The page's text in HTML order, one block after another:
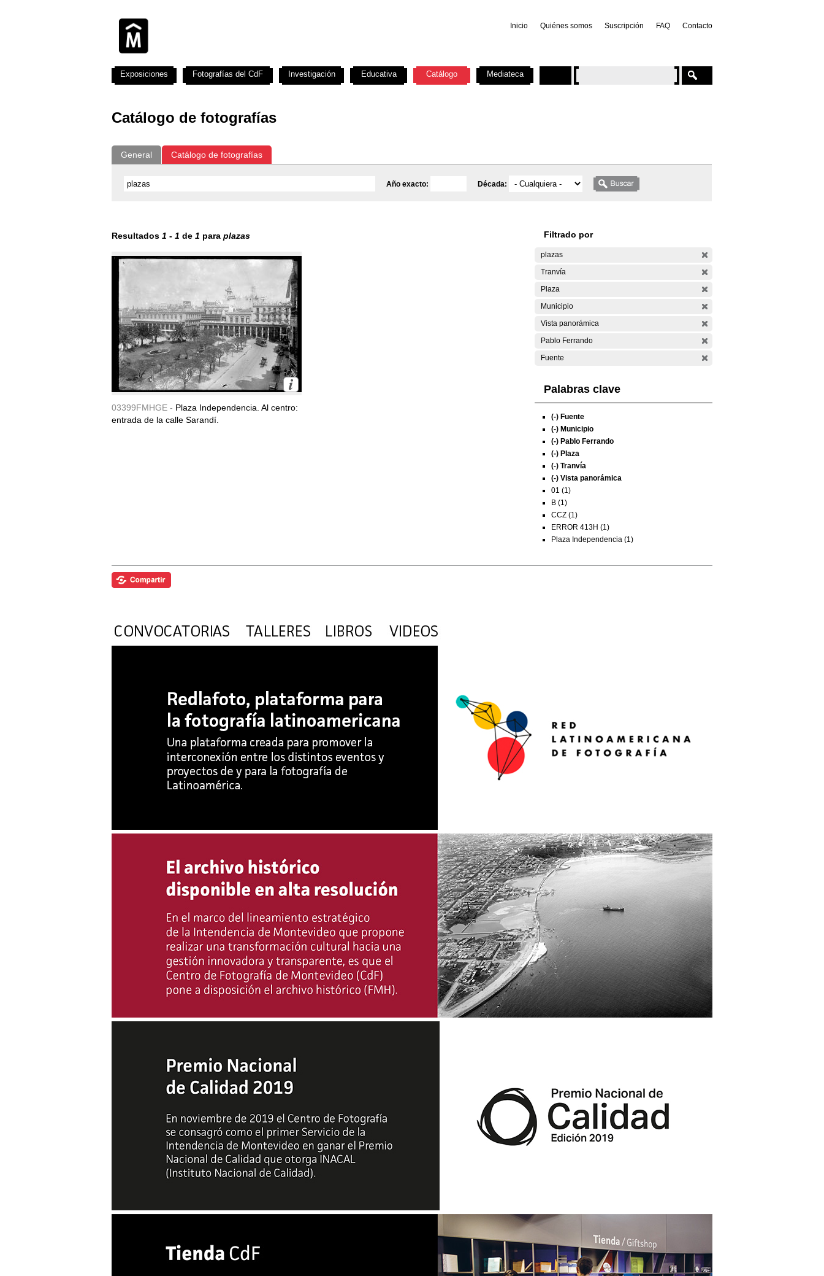
Inicio Quiénes somos Suscripción FAQ Contacto
Catálogo de fotografías
General Catálogo de fotografías
Año exacto: Década:
Resultados 1 - 1 de 1 para plazas
03399FMHGE - Plaza Independencia. Al centro:
entrada de la calle Sarandí.
Filtrado por
plazas
Tranvía
Plaza
Municipio
Vista panorámica
Pablo Ferrando
Fuente
Palabras clave
(-) Fuente
(-) Municipio
(-) Pablo Ferrando
(-) Plaza
(-) Tranvía
(-) Vista panorámica
01 (1)
B (1)
CCZ (1)
ERROR 413H (1)
Plaza Independencia (1)
Exposiciones Fotografías del CdF Investigación Educativa Catálogo Mediateca